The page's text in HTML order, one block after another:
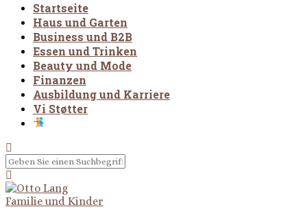
Startseite
Haus und Garten
Business und B2B
Essen und Trinken
Beauty und Mode
Finanzen
Ausbildung und Karriere
Vi Støtter
Familie und Kinder